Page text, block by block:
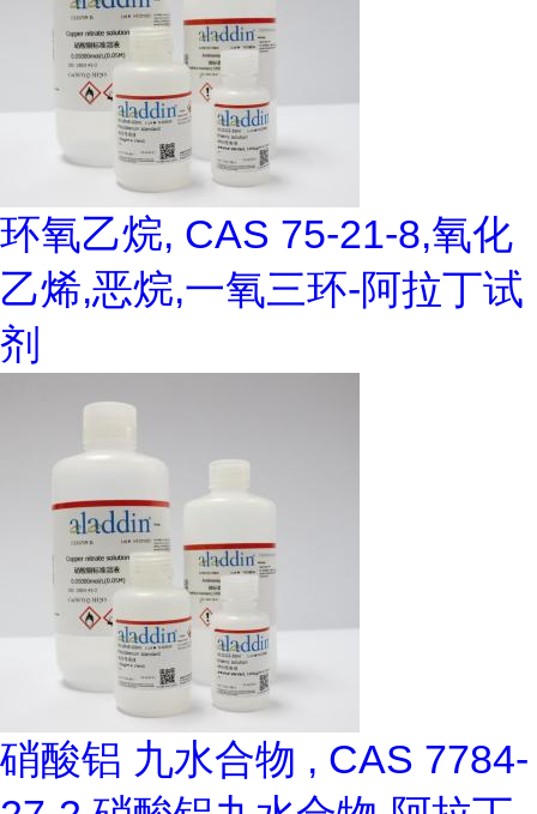
环氧乙烷, CAS 75-21-8,氧化
乙烯,恶烷,一氧三环-阿拉丁试
剂
硝酸铝 九水合物 , CAS 7784-